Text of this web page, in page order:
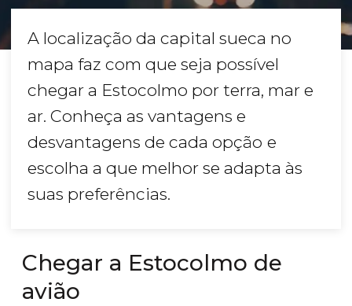
A localização da capital sueca no
mapa faz com que seja possível
chegar a Estocolmo por terra, mar e
ar. Conheça as vantagens e
desvantagens de cada opção e
escolha a que melhor se adapta às
suas preferências.
Chegar a Estocolmo de
avião